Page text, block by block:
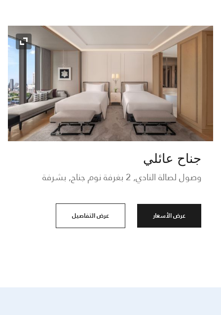
رمز
جناح عائلي
وصول لصالة النادي, 2 بغرفة نوم جناح, بشرفة
عرض الأسعار عرض التفاصيل